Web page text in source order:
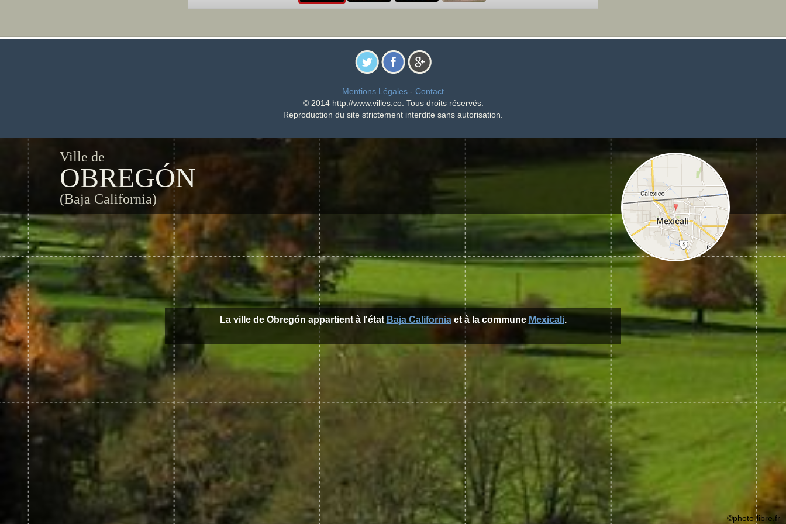
Mentions Légales - Contact
© 2014 http://www.villes.co. Tous droits réservés.
Reproduction du site strictement interdite sans autorisation.
Ville de
OBREGÓN
(Baja California)
La ville de Obregón appartient à l'état Baja Californiaet à la commune Mexicali.
©photo-libre.fr